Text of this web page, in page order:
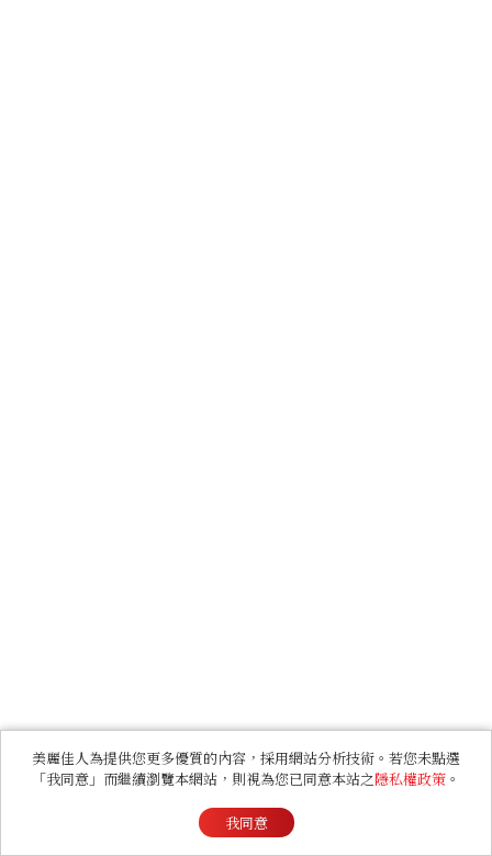
美麗佳人為提供您更多優質的內容，採用網站分析技術。若您未點選
「我同意」而繼續瀏覽本網站，則視為您已同意本站之隱私權政策 。
我同意